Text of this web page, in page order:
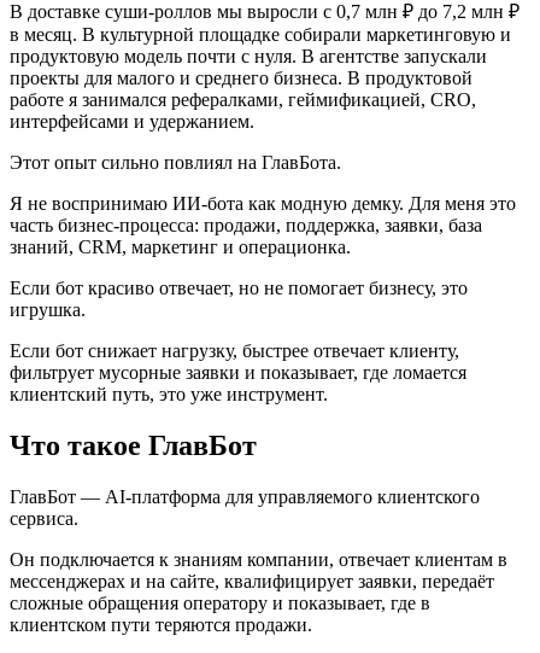
В доставке суши-роллов мы выросли с 0,7 млн ₽ до 7,2 млн ₽
в месяц. В культурной площадке собирали маркетинговую и
продуктовую модель почти с нуля. В агентстве запускали
проекты для малого и среднего бизнеса. В продуктовой
работе я занимался рефералками, геймификацией, CRO,
интерфейсами и удержанием.
Этот опыт сильно повлиял на ГлавБота.
Я не воспринимаю ИИ-бота как модную демку. Для меня это
часть бизнес-процесса: продажи, поддержка, заявки, база
знаний, CRM, маркетинг и операционка.
Если бот красиво отвечает, но не помогает бизнесу, это
игрушка.
Если бот снижает нагрузку, быстрее отвечает клиенту,
фильтрует мусорные заявки и показывает, где ломается
клиентский путь, это уже инструмент.
Что такое ГлавБот
ГлавБот — AI-платформа для управляемого клиентского
сервиса.
Он подключается к знаниям компании, отвечает клиентам в
мессенджерах и на сайте, квалифицирует заявки, передаёт
сложные обращения оператору и показывает, где в
клиентском пути теряются продажи.